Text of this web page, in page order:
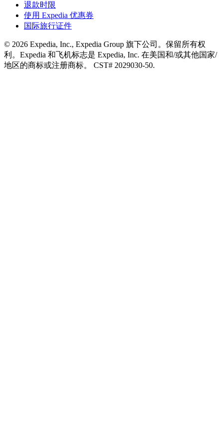
退款时限
使用 Expedia 优惠券
国际旅行证件
© 2026 Expedia, Inc., Expedia Group 旗下公司。保留所有权
利。Expedia 和飞机标志是 Expedia, Inc. 在美国和/或其他国家/
地区的商标或注册商标。 CST# 2029030-50.